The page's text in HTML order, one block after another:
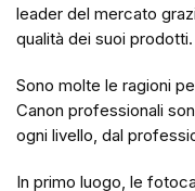
leader del mercato
qualità dei suoi prodotti.
Sono molte le ragioni
Canon professionali
ogni livello, dal
In primo luogo, le